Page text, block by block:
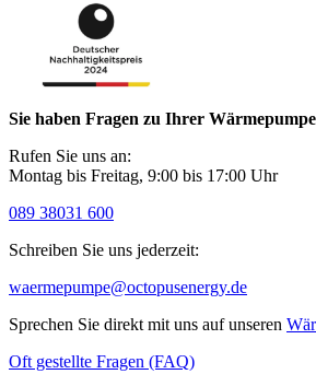
Sie haben Fragen zu Ihrer
Rufen Sie uns an:
Montag bis Freitag, 9:00 bis 17:00 Uhr
089 38031 600
Schreiben Sie uns jederzeit:
waermepumpe@­octopusenergy.de
Sprechen Sie direkt mit uns auf unseren
Oft gestellte Fragen (FAQ)